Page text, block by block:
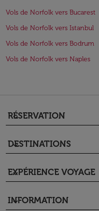
Vols de Norfolk vers Bucarest
Vols de Norfolk vers Istanbul
Vols de Norfolk vers Bodrum
Vols de Norfolk vers Naples
RÉSERVATION
keyboard_arrow_down
DESTINATIONS
keyboard_arrow_down
EXPÉRIENCE VOYAGE
keyboard_arrow_down
INFORMATION
keyboard_arrow_down